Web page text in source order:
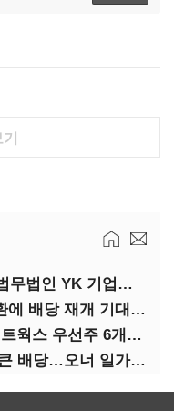
[IB토마토](IB&피플)강진구 법무법인 YK 기업거버넌스센터 센터장
[IB토마토]호텔신라, 흑자전환에 배당 재개 기대감…삼성생명도 웃을까
[IB토마토]CJ CGV, 올리브네트웍스 우선주 6개월 만에 상환…왜?
[IB토마토]예림당, 매출보다 큰 배당…오너 일가에 절반 간다